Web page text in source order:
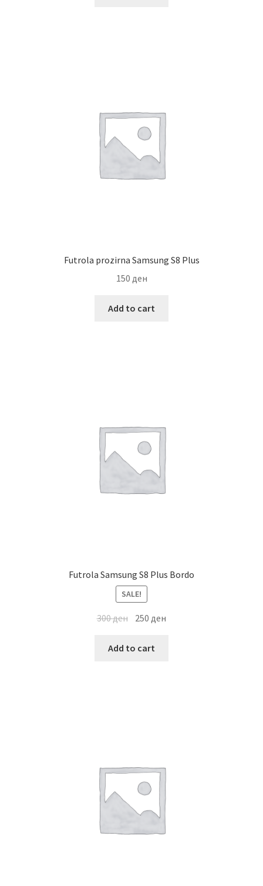
Futrola prozirna Samsung S8 Plus
150 ден
Add to cart
Futrola Samsung S8 Plus Bordo
SALE!
300ден 250ден
Add to cart